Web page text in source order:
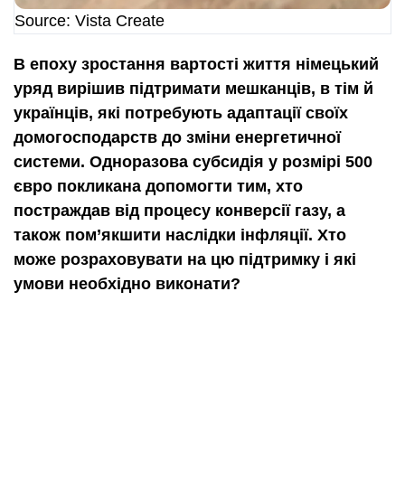
Source: Vista Create
В епоху зростання вартості життя німецький
уряд вирішив підтримати мешканців, в тім й
українців, які потребують адаптації своїх
домогосподарств до зміни енергетичної
системи. Одноразова субсидія у розмірі 500
євро покликана допомогти тим, хто
постраждав від процесу конверсії газу, а
також пом’якшити наслідки інфляції. Хто
може розраховувати на цю підтримку і які
умови необхідно виконати?